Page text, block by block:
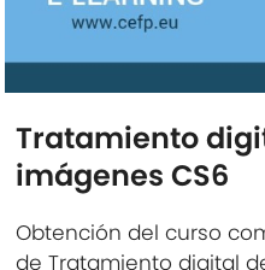
Tratamiento
imágenes CS6
Obtención del curso
de Tratamiento digital